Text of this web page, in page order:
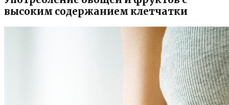
высоким содержанием клетчатки